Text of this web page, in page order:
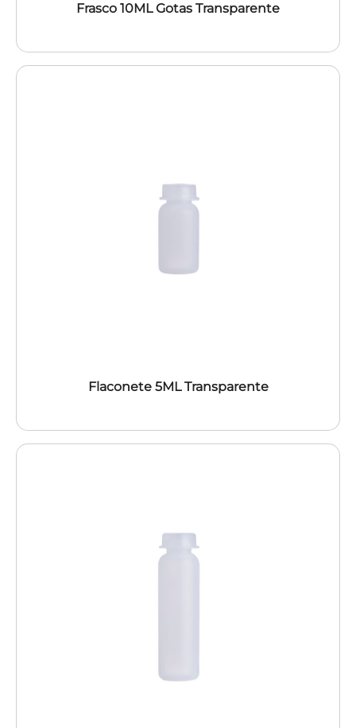
Frasco 10ML Gotas Transparente
Flaconete 5ML Transparente